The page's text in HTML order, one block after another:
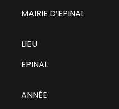
MAIRIE D’EPINAL
LIEU
EPINAL
ANNÉE